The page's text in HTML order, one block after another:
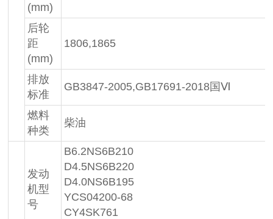
(mm)
后轮
距
(mm)
1806,1865
排放
标准
GB3847-2005,GB17691-2018国Ⅵ
燃料
种类
柴油
发动
机型
号
B6.2NS6B210
D4.5NS6B220
D4.0NS6B195
YCS04200-68
CY4SK761